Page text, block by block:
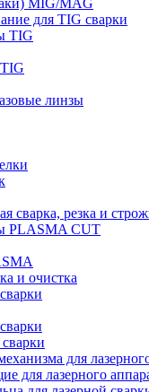
MIG/MAG
для TIG сварки
TIG
линзы
сварка, резка и
PLASMA CUT
и очистка
для
для лазерного